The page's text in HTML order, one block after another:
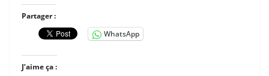
Partager :
WhatsApp
J’aime ça :